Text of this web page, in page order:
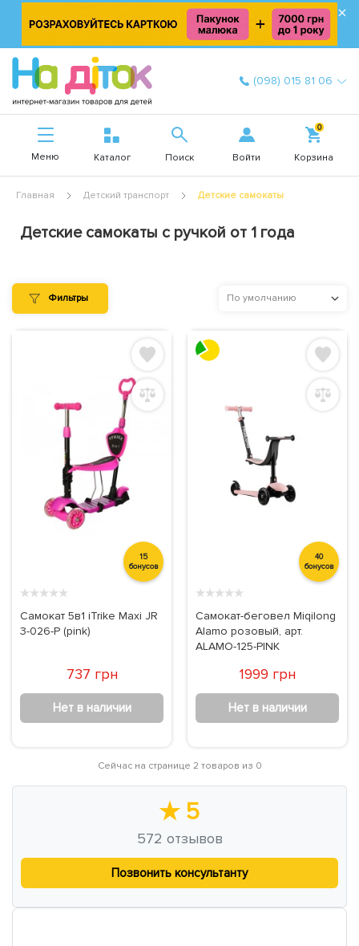
×
(098) 015 81 06
Меню Каталог Поиск Войти
0
Корзина
Главная Детский транспорт Детские самокаты
Детские самокаты с ручкой от 1 года
Фильтры По умолчанию
15
бонусов
★★★★★
Самокат 5в1 iTrike Maxi JR
3-026-P (pink)
737 грн
Нет в наличии
40
бонусов
★★★★★
Самокат-беговел Miqilong
Alamo розовый, арт.
ALAMO-125-PINK
1999 грн
Нет в наличии
Сейчас на странице 2 товаров из 0
★ 5
572 отзывов
Позвонить консультанту